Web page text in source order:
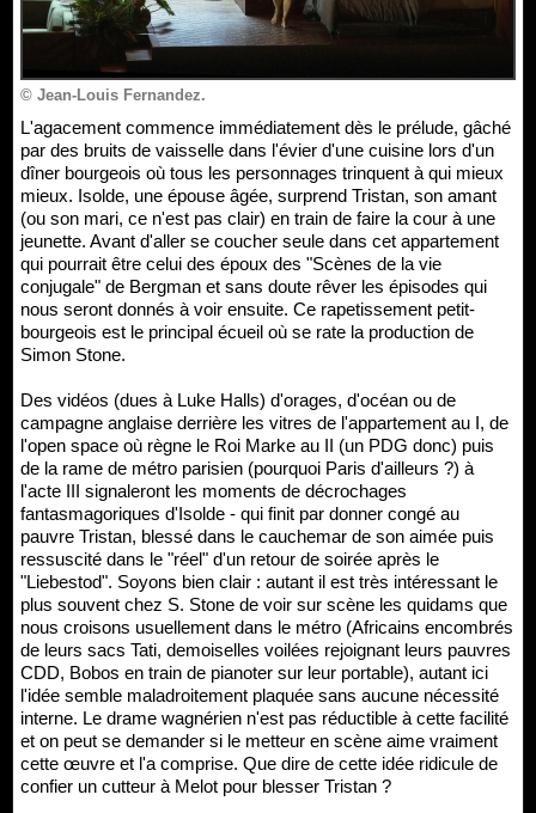
© Jean-Louis Fernandez.
L'agacement commence immédiatement dès le prélude, gâché
par des bruits de vaisselle dans l'évier d'une cuisine lors d'un
dîner bourgeois où tous les personnages trinquent à qui mieux
mieux. Isolde, une épouse âgée, surprend Tristan, son amant
(ou son mari, ce n'est pas clair) en train de faire la cour à une
jeunette. Avant d'aller se coucher seule dans cet appartement
qui pourrait être celui des époux des "Scènes de la vie
conjugale" de Bergman et sans doute rêver les épisodes qui
nous seront donnés à voir ensuite. Ce rapetissement petit-
bourgeois est le principal écueil où se rate la production de
Simon Stone.
Des vidéos (dues à Luke Halls) d'orages, d'océan ou de
campagne anglaise derrière les vitres de l'appartement au I, de
l'open space où règne le Roi Marke au II (un PDG donc) puis
de la rame de métro parisien (pourquoi Paris d'ailleurs ?) à
l'acte III signaleront les moments de décrochages
fantasmagoriques d'Isolde - qui finit par donner congé au
pauvre Tristan, blessé dans le cauchemar de son aimée puis
ressuscité dans le "réel" d'un retour de soirée après le
"Liebestod". Soyons bien clair : autant il est très intéressant le
plus souvent chez S. Stone de voir sur scène les quidams que
nous croisons usuellement dans le métro (Africains encombrés
de leurs sacs Tati, demoiselles voilées rejoignant leurs pauvres
CDD, Bobos en train de pianoter sur leur portable), autant ici
l'idée semble maladroitement plaquée sans aucune nécessité
interne. Le drame wagnérien n'est pas réductible à cette facilité
et on peut se demander si le metteur en scène aime vraiment
cette œuvre et l'a comprise. Que dire de cette idée ridicule de
confier un cutteur à Melot pour blesser Tristan ?